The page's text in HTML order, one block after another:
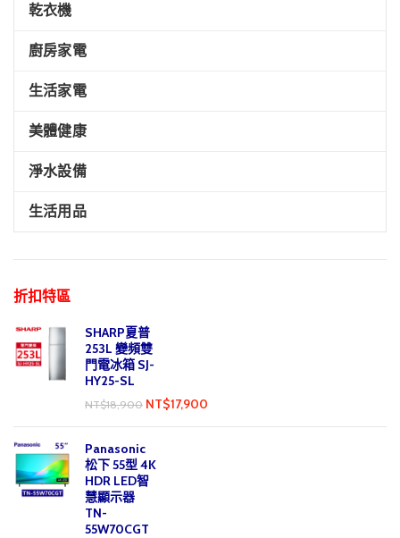
乾衣機
廚房家電
生活家電
美體健康
淨水設備
生活用品
折扣特區
SHARP夏普
253L 變頻雙
門電冰箱 SJ-
HY25-SL
NT$18,900 NT$17,900
Panasonic
松下 55型 4K
HDR LED智
慧顯示器
TN-
55W70CGT